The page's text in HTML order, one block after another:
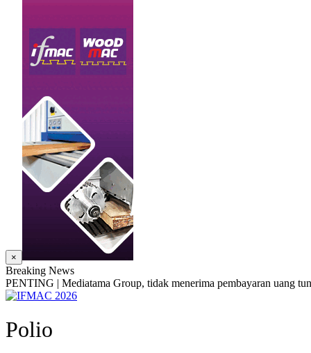
×
Breaking News
PENTING | Mediatama Group, tidak menerima pembayaran uang
Polio